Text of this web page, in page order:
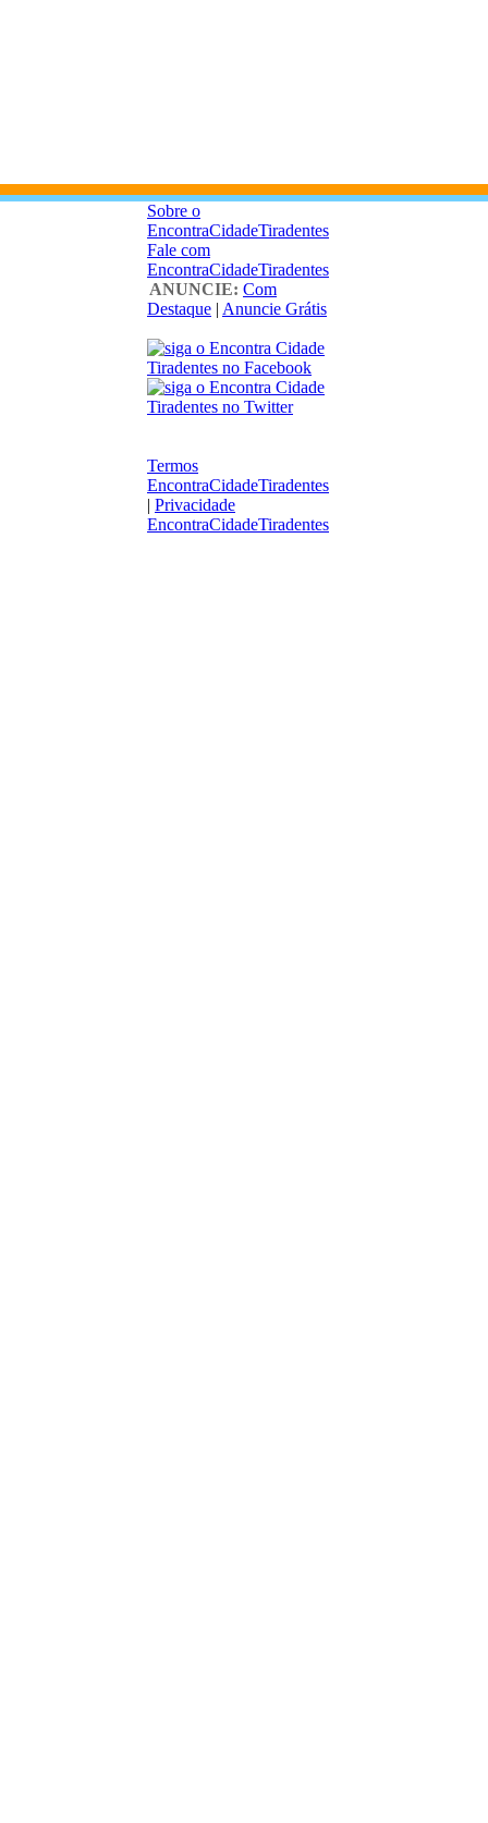
Sobre o
EncontraCidadeTiradentes
Fale com
EncontraCidadeTiradentes
ANUNCIE: Com
Destaque | Anuncie Grátis
Termos
EncontraCidadeTiradentes
| Privacidade
EncontraCidadeTiradentes